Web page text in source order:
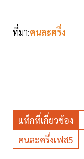
ที่มา:คนละครึ่ง
แท็กที่เกี่ยวข้อง
คนละครึ่งเฟส5